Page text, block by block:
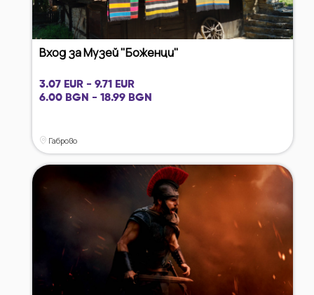
Вход за Музей "Боженци"
3.07 EUR - 9.71 EUR
6.00 BGN - 18.99 BGN
Габрово